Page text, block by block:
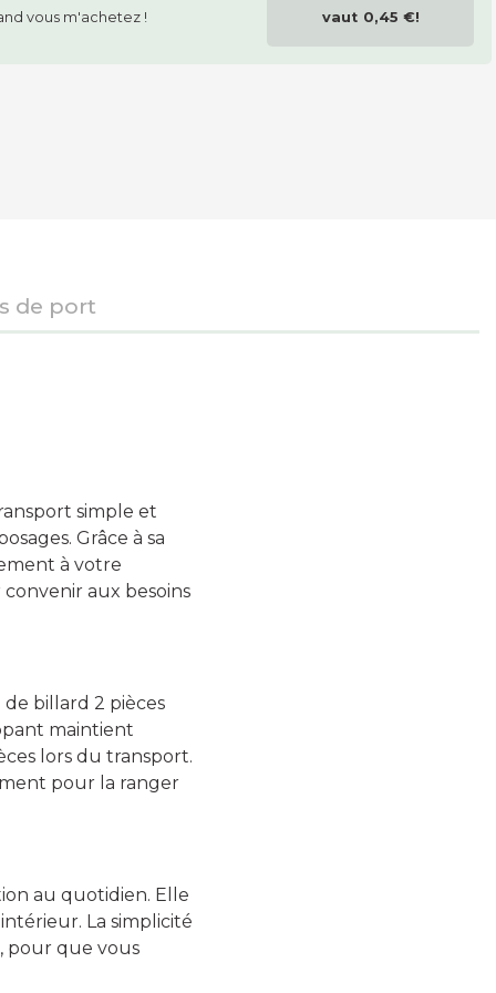
vous m'achetez ! vaut 0,45 €!
de port
simple et
Grâce à sa
à votre
aux besoins
billard 2 pièces
maintient
lors du transport.
pour la ranger
au quotidien. Elle
La simplicité
pour que vous